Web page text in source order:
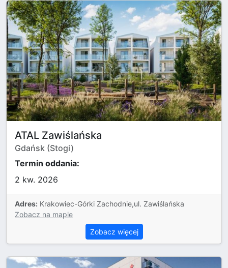
ATAL Zawiślańska
Gdańsk (Stogi)
Termin oddania:
2 kw. 2026
Adres: Krakowiec-Górki Zachodnie,ul. Zawiślańska
Zobacz na mapie
Zobacz więcej